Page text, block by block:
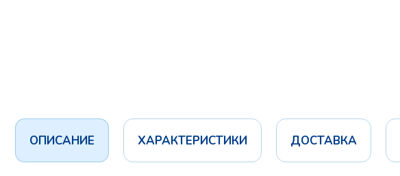
ОПИСАНИЕ ХАРАКТЕРИСТИКИ ДОСТАВКА